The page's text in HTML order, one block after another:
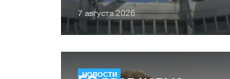
7 августа 2026
НОВОСТИ